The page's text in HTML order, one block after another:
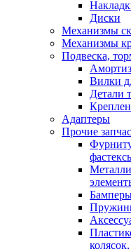
Диски
Механизмы
Механизмы
Подвеска,
Вилки
Детали
Адаптеры
Прочие